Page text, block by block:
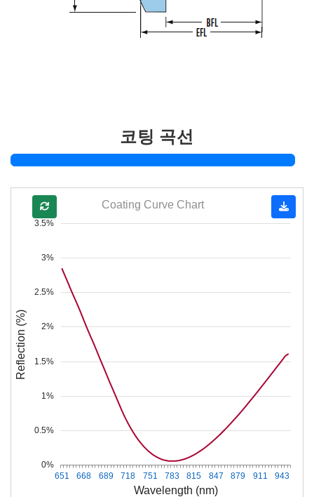
코팅 곡선
Wavelength (nm)
651 668 689 718 751 783 815 847 879 911 943
0%
0.5%
1%
1.5%
2%
2.5%
3%
3.5%
Reflection (%)
Coating Curve Chart